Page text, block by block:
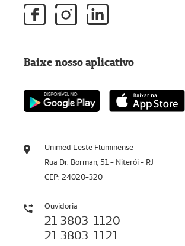
Unimed Leste Fluminense
Rua Dr. Borman, 51 - Niterói - RJ
CEP: 24020-320
Ouvidoria
21 3803-1120
21 3803-1121
Baixe nosso aplicativo